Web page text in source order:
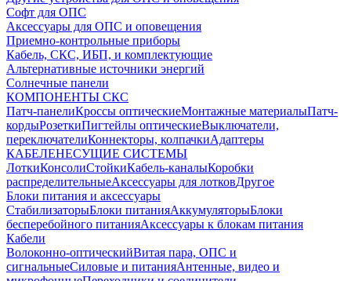
Софт для ОПС
Аксессуары для ОПС и оповещения
Приемно-контрольные приборы
Кабель, СКС, ИБП, и комплектующие
Альтернативные источники энергий
Солнечные панели
КОМПОНЕНТЫ СКС
Патч-панелиКроссы оптическиеМонтажные материалыПатч-
кордыРозеткиПигтейлы оптическиеВыключатели,
переключателиКоннекторы, колпачкиАдаптеры
КАБЕЛЕНЕСУЩИЕ СИСТЕМЫ
ЛоткиКонсолиСтойкиКабель-каналыКоробки
распределительныеАксессуары для лотковДругое
Блоки питания и аксессуары
СтабилизаторыБлоки питанияАккумуляторыБлоки
бесперебойного питанияАксессуары к блокам питания
Кабели
Волоконно-оптическийВитая пара, ОПС и
сигнальныеСиловые и питанияАнтенные, видео и